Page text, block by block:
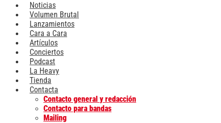
Noticias
Volumen Brutal
Lanzamientos
Cara a Cara
Artículos
Conciertos
Podcast
La Heavy
Tienda
Contacta
Contacto general y redacción
Contacto para bandas
Mailing